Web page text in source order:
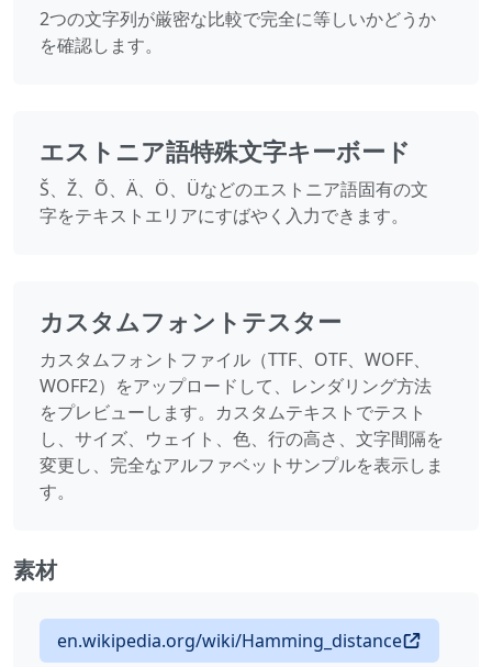
2つの文字列が厳密な比較で完全に等しいかどうか
を確認します。
エストニア語特殊文字キーボード
Š、Ž、Õ、Ä、Ö、Üなどのエストニア語固有の文
字をテキストエリアにすばやく入力できます。
カスタムフォントテスター
カスタムフォントファイル（TTF、OTF、WOFF、
WOFF2）をアップロードして、レンダリング方法
をプレビューします。カスタムテキストでテスト
し、サイズ、ウェイト、色、行の高さ、文字間隔を
変更し、完全なアルファベットサンプルを表示しま
す。
素材
en.wikipedia.org/wiki/Hamming_distance